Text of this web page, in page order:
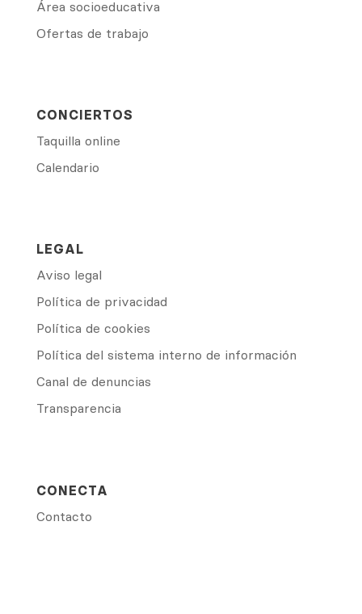
Área socioeducativa
Ofertas de trabajo
CONCIERTOS
Taquilla online
Calendario
LEGAL
Aviso legal
Política de privacidad
Política de cookies
Política del sistema interno de información
Canal de denuncias
Transparencia
CONECTA
Contacto